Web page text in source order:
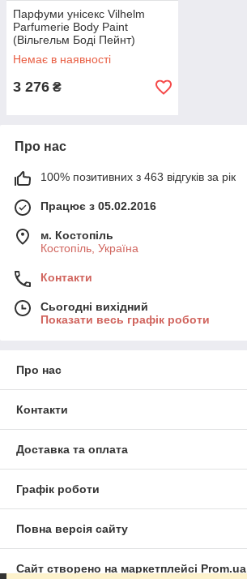
Парфуми унісекс Vilhelm
Parfumerie Body Paint
(Вільгельм Боді Пейнт)
Парфумована вода 100 ml/
мл
Немає в наявності
3 276 ₴
Про нас
100% позитивних з 463 відгуків за рік
Працює з 05.02.2016
м. Костопіль
Костопіль, Україна
Контакти
Сьогодні вихідний
Показати весь графік роботи
Про нас
Контакти
Доставка та оплата
Графік роботи
Повна версія сайту
Сайт створено на маркетплейсі Prom.ua